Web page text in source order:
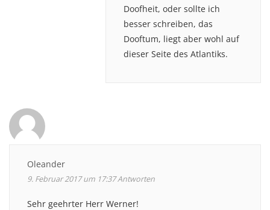
Doofheit, oder sollte ich
besser schreiben, das
Dooftum, liegt aber wohl auf
dieser Seite des Atlantiks.
Oleander
9. Februar 2017 um 17:37Antworten
Sehr geehrter Herr Werner!